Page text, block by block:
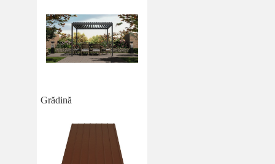
Grădină